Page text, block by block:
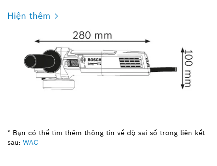
Hiện thêm
* Bạn có thể tìm thêm thông tin về độ sai số trong liên kết
sau: WAC